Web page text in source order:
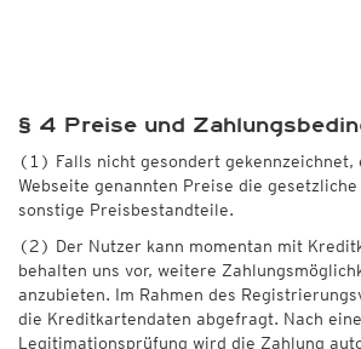
§ 4 Preise und
(1) Falls nicht gesondert gekennzeichnet,
Webseite genannten Preise die
sonstige Preisbestandteile.
(2) Der Nutzer kann momentan mit
behalten uns vor, weitere
anzubieten. Im Rahmen des
die Kreditkartendaten abgefragt. Nach
Legitimationsprüfung wird die Zahlung